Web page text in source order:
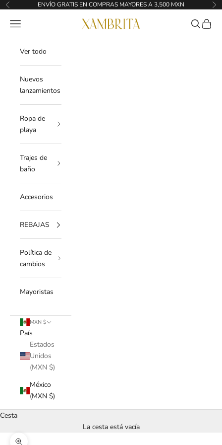
Ir al contenido
Anterior ENVÍO GRATIS EN COMPRAS MAYORES A 3,500 MXN
Xambrita
Menú Buscar
Cesta
Ver todo
Nuevos
lanzamientos
Ropa de
playa
Trajes de
baño
Accesorios
REBAJAS
Política de
cambios
Mayoristas
MXN $
País
Estados
Unidos
(MXN $)
México
(MXN $)
Cesta
La cesta está vacía